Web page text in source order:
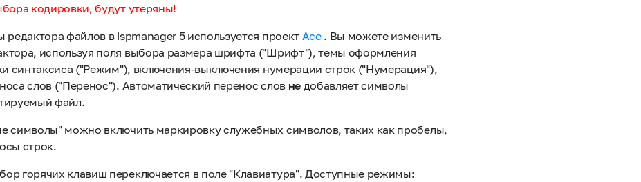
кодировки, будут утеряны!
редактора файлов в ispmanager 5 используется проект Ace. Вы можете изменить
используя поля выбора размера шрифта ("Шрифт"), темы оформления
синтаксиса ("Режим"), включения-выключения нумерации строк ("Нумерация"),
слов ("Перенос"). Автоматический перенос слов недобавляет символы
файл.
символы" можно включить маркировку служебных символов, таких как пробелы,
строк.
горячих клавиш переключается в поле "Клавиатура". Доступные режимы: